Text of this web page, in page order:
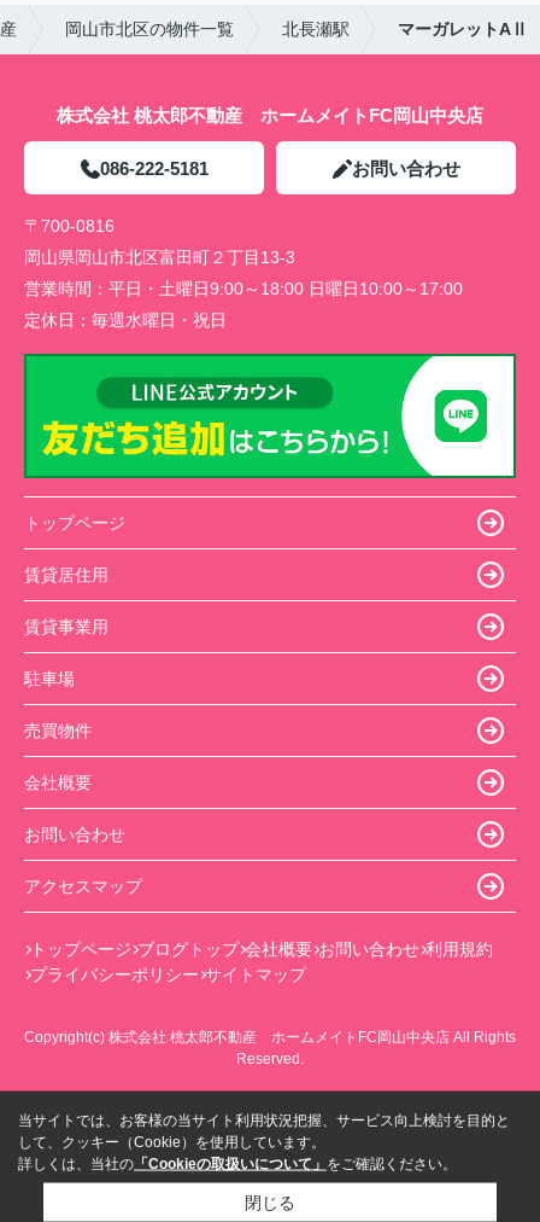
岡山市北区の物件一覧 北長瀬駅 マーガレットAⅡ
株式会社 桃太郎不動産 ホームメイトFC岡山中央店
086-222-5181 お問い合わせ
〒700-0816
岡山県岡山市北区富田町２丁目13-3
営業時間： 平日・土曜日9:00～18:00 日曜日10:00～17:00
定休日： 毎週水曜日・祝日
トップページ
賃貸居住用
賃貸事業用
駐車場
売買物件
会社概要
お問い合わせ
アクセスマップ
トップページ ブログトップ 会社概要 お問い合わせ 利用規約
プライバシーポリシー サイトマップ
Copyright(c) 株式会社 桃太郎不動産 ホームメイトFC岡山中央店 All Rights
Reserved.
当サイトでは、お客様の当サイト利用状況把握、サービス向上検討を目的と
して、クッキー（Cookie）を使用しています。
詳しくは、当社の 「Cookieの取扱いについて」 をご確認ください。
閉じる